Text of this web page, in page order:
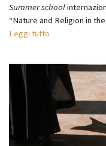
Summer school
“Nature and Religion in
Leggi tutto